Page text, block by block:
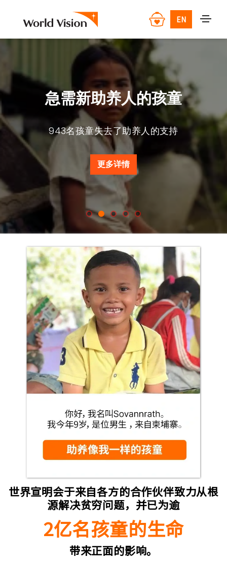
EN
急需新助养人的孩童
943名孩童失去了助养人的支持
更多详情
世界宣明会于来自各方的合作伙伴致力从根
源解决贫穷问题，并已为逾
2亿名孩童的生命
带来正面的影响。